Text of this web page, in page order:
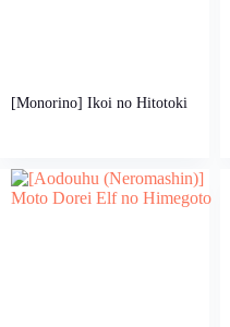
[Monorino] Ikoi no Hitotoki